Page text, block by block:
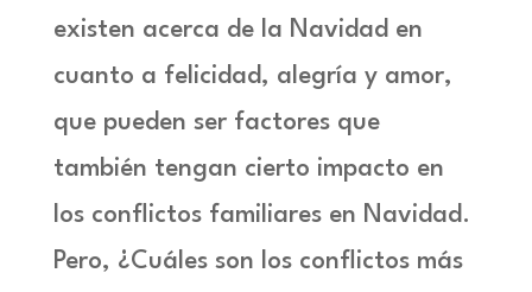
existen acerca de la Navidad en
cuanto a felicidad, alegría y amor,
que pueden ser factores que
también tengan cierto impacto en
los conflictos familiares en Navidad.
Pero, ¿Cuáles son los conflictos más